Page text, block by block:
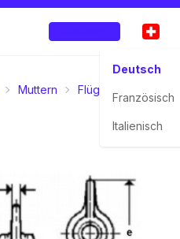
Deutsch
Französisch
Italienisch
Muttern Flügelmuttern